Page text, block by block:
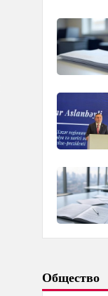
Общество